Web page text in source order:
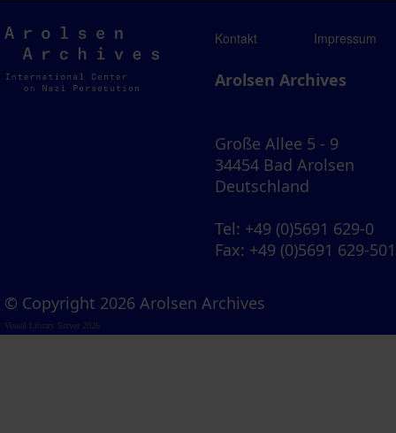
Arolsen
Archives
Kontakt Impressum
Arolsen Archives
Große Allee 5 - 9
34454 Bad Arolsen
Deutschland
Tel: +49 (0)5691 629-0
Fax: +49 (0)5691 629-501
© Copyright 2026 Arolsen Archives
Visual Library Server 2026